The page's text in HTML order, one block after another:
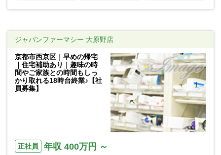
ジャパンファーマシー 大原野店
京都市西京区｜早めの帰宅
｜住宅補助あり｜趣味の時
間やご家族との時間もしっ
かり取れる18時台終業♪【社
員募集】
正社員 年収 400万円 ～